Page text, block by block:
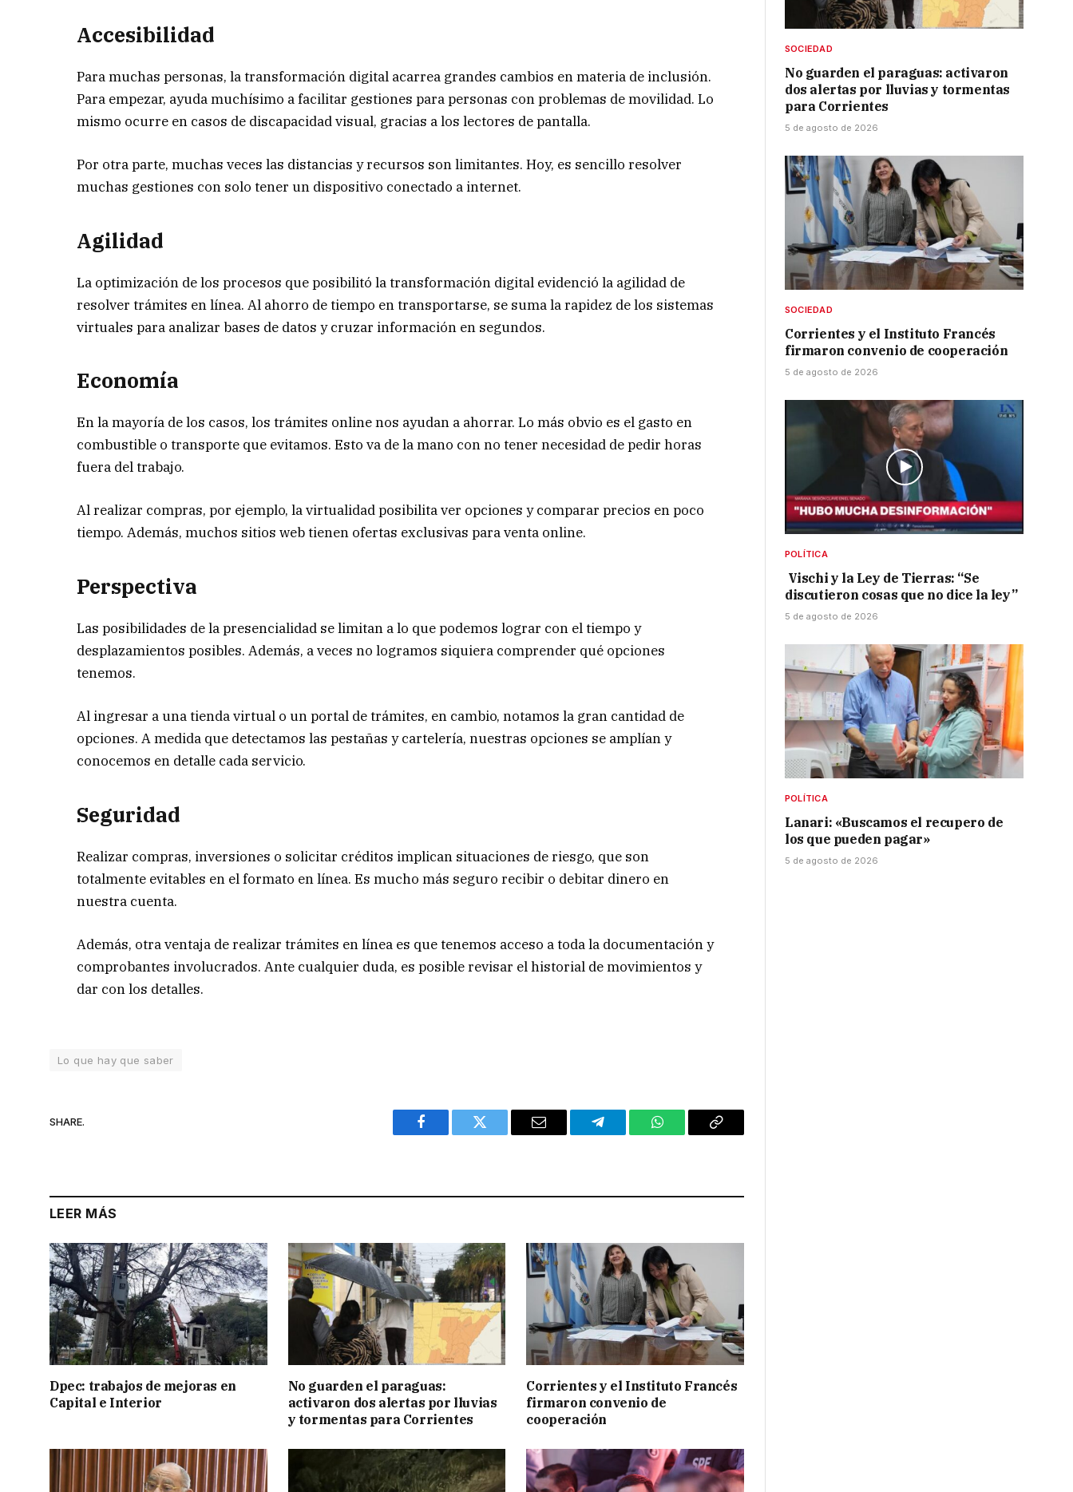
Accesibilidad
Para muchas personas, la transformación digital acarrea grandes cambios en materia de inclusión.
Para empezar, ayuda muchísimo a facilitar gestiones para personas con problemas de movilidad. Lo
mismo ocurre en casos de discapacidad visual, gracias a los lectores de pantalla.
Por otra parte, muchas veces las distancias y recursos son limitantes. Hoy, es sencillo resolver
muchas gestiones con solo tener un dispositivo conectado a internet.
Agilidad
La optimización de los procesos que posibilitó la transformación digital evidenció la agilidad de
resolver trámites en línea. Al ahorro de tiempo en transportarse, se suma la rapidez de los sistemas
virtuales para analizar bases de datos y cruzar información en segundos.
Economía
En la mayoría de los casos, los trámites online nos ayudan a ahorrar. Lo más obvio es el gasto en
combustible o transporte que evitamos. Esto va de la mano con no tener necesidad de pedir horas
fuera del trabajo.
Al realizar compras, por ejemplo, la virtualidad posibilita ver opciones y comparar precios en poco
tiempo. Además, muchos sitios web tienen ofertas exclusivas para venta online.
Perspectiva
Las posibilidades de la presencialidad se limitan a lo que podemos lograr con el tiempo y
desplazamientos posibles. Además, a veces no logramos siquiera comprender qué opciones
tenemos.
Al ingresar a una tienda virtual o un portal de trámites, en cambio, notamos la gran cantidad de
opciones. A medida que detectamos las pestañas y cartelería, nuestras opciones se amplían y
conocemos en detalle cada servicio.
Seguridad
Realizar compras, inversiones o solicitar créditos implican situaciones de riesgo, que son
totalmente evitables en el formato en línea. Es mucho más seguro recibir o debitar dinero en
nuestra cuenta.
Además, otra ventaja de realizar trámites en línea es que tenemos acceso a toda la documentación y
comprobantes involucrados. Ante cualquier duda, es posible revisar el historial de movimientos y
dar con los detalles.
Lo que hay que saber
SHARE.
Facebook Twitter Email Telegram WhatsAppCopy
LEER MÁS
Dpec: trabajos de mejoras en
Capital e Interior
No guarden el paraguas:
activaron dos alertas por lluvias
y tormentas para Corrientes
Corrientes y el Instituto Francés
firmaron convenio de
cooperación
SOCIEDAD
No guarden el paraguas: activaron
dos alertas por lluvias y tormentas
para Corrientes
5 de agosto de 2026
SOCIEDAD
Corrientes y el Instituto Francés
firmaron convenio de cooperación
5 de agosto de 2026
POLÍTICA
Vischi y la Ley de Tierras: “Se
discutieron cosas que no dice la ley”
5 de agosto de 2026
POLÍTICA
Lanari: «Buscamos el recupero de
los que pueden pagar»
5 de agosto de 2026